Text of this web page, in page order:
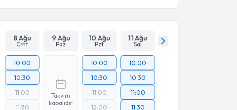
8 Ağu
Cmt
9 Ağu
Paz
10 Ağu
Pzt
11 Ağu
Sal
10:00
10:30
11:00
11:30
Takvim
kapalıdır
10:00
10:30
11:00
12:00
10:00
10:30
11:00
11:30